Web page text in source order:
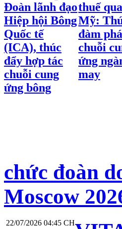
Đoàn lãnh đạo
Hiệp hội Bông
Quốc tế
(ICA), thúc
đẩy hợp tác
chuỗi cung
ứng bông
thuế
Mỹ:
đàm
chuỗi
ứng
may
chức đoàn
Moscow
22/07/2026 04:45 CH